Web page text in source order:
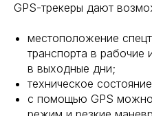
GPS-трекеры дают
местоположение
транспорта в рабочие
в выходные дни;
техническое
с помощью GPS можно